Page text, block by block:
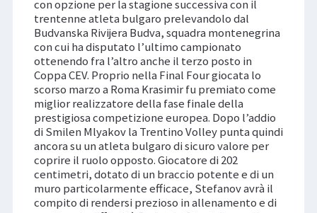
con opzione per la stagione successiva con il
trentenne atleta bulgaro prelevandolo dal
Budvanska Rivijera Budva, squadra montenegrina
con cui ha disputato l’ultimo campionato
ottenendo fra l’altro anche il terzo posto in
Coppa CEV. Proprio nella Final Four giocata lo
scorso marzo a Roma Krasimir fu premiato come
miglior realizzatore della fase finale della
prestigiosa competizione europea. Dopo l’addio
di Smilen Mlyakov la Trentino Volley punta quindi
ancora su un atleta bulgaro di sicuro valore per
coprire il ruolo opposto. Giocatore di 202
centimetri, dotato di un braccio potente e di un
muro particolarmente efficace, Stefanov avrà il
compito di rendersi prezioso in allenamento e di